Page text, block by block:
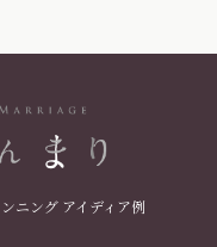
ニング アイディア例